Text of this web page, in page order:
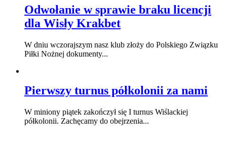
Odwołanie w sprawie braku licencji
dla Wisły Krakbet
W dniu wczorajszym nasz klub złoży do Polskiego Związku
Piłki Nożnej dokumenty...
Pierwszy turnus półkolonii za nami
W miniony piątek zakończył się I turnus Wiślackiej
półkolonii. Zachęcamy do obejrzenia...